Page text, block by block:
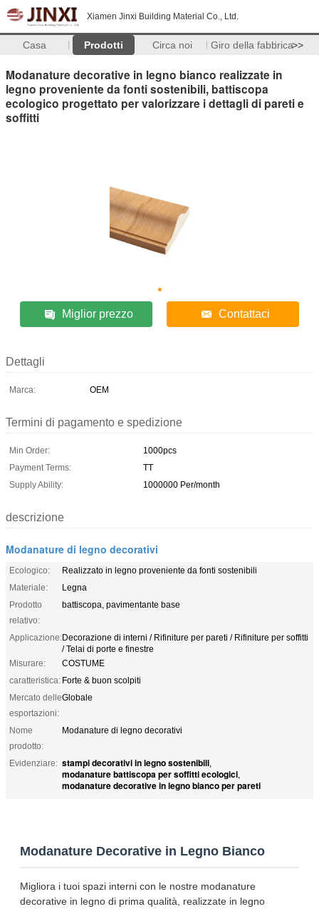
Xiamen Jinxi Building Material Co., Ltd.
Casa Prodotti Circa noi Giro della fabbrica>>
Modanature decorative in legno bianco realizzate in
legno proveniente da fonti sostenibili, battiscopa
ecologico progettato per valorizzare i dettagli di pareti e
soffitti
Miglior prezzo Contattaci
Dettagli
Marca: OEM
Termini di pagamento e spedizione
Min Order:
1000pcs
Payment Terms:
TT
Supply Ability:
1000000 Per/month
descrizione
Modanature di legno decorativi
Ecologico:
Realizzato in legno proveniente da fonti sostenibili
Materiale:
Legna
Prodotto
relativo:
battiscopa, pavimentante base
Applicazione:Decorazione di interni / Rifiniture per pareti / Rifiniture per soffitti
/ Telai di porte e finestre
Misurare:
COSTUME
caratteristica: Forte & buon scolpiti
Mercato delle
esportazioni:
Globale
Nome
prodotto:
Modanature di legno decorativi
Evidenziare: stampi decorativi in legno sostenibili,
modanature battiscopa per soffitti ecologici,
modanature decorative in legno bianco per pareti
Modanature Decorative in Legno Bianco
Migliora i tuoi spazi interni con le nostre modanature
decorative in legno di prima qualità, realizzate in legno